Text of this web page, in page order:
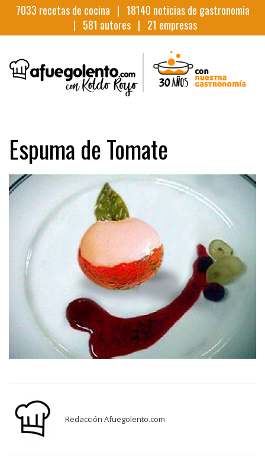
7033 recetas de cocina | 18140 noticias de gastronomia
| 581 autores | 21 empresas
Espuma de Tomate
Redacción Afuegolento.com